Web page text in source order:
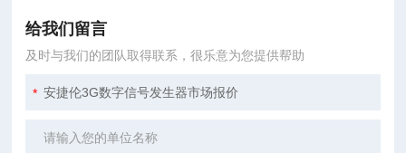
给我们留言
及时与我们的团队取得联系，很乐意为您提供帮助